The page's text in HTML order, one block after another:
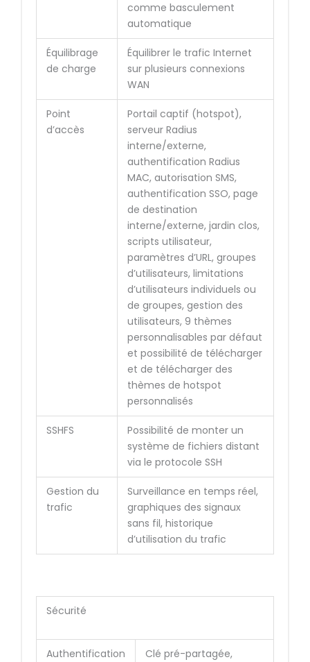
comme basculement
automatique
Équilibrage
de charge
Équilibrer le trafic Internet
sur plusieurs connexions
WAN
Point
d’accès
Portail captif (hotspot),
serveur Radius
interne/externe,
authentification Radius
MAC, autorisation SMS,
authentification SSO, page
de destination
interne/externe, jardin clos,
scripts utilisateur,
paramètres d’URL, groupes
d’utilisateurs, limitations
d’utilisateurs individuels ou
de groupes, gestion des
utilisateurs, 9 thèmes
personnalisables par défaut
et possibilité de télécharger
et de télécharger des
thèmes de hotspot
personnalisés
SSHFS
Possibilité de monter un
système de fichiers distant
via le protocole SSH
Gestion du
trafic
Surveillance en temps réel,
graphiques des signaux
sans fil, historique
d’utilisation du trafic
Sécurité
Authentification
Clé pré-partagée,